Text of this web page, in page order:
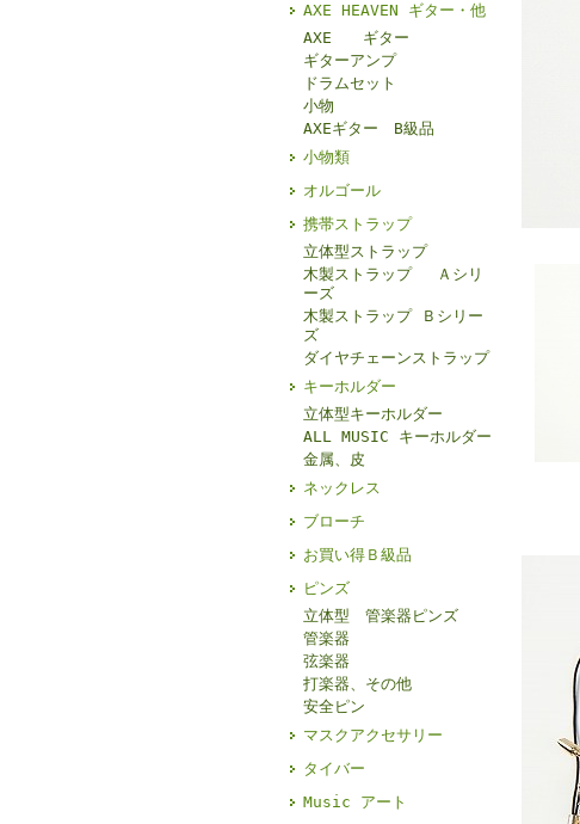
AXE HEAVEN ギター・他
AXE ギター
ギターアンプ
ドラムセット
小物
AXEギター B級品
小物類
オルゴール
携帯ストラップ
立体型ストラップ
木製ストラップ Ａシリ
ーズ
木製ストラップ Ｂシリー
ズ
ダイヤチェーンストラップ
キーホルダー
立体型キーホルダー
ALL MUSIC キーホルダー
金属、皮
ネックレス
ブローチ
お買い得Ｂ級品
ピンズ
立体型 管楽器ピンズ
管楽器
弦楽器
打楽器、その他
安全ピン
マスクアクセサリー
タイバー
Music アート